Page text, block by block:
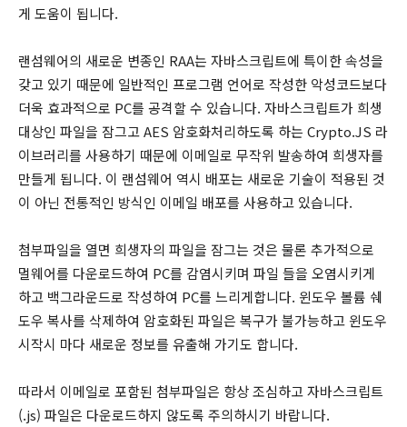
게 도움이 됩니다.
랜섬웨어의 새로운 변종인 RAA는 자바스크립트에 특이한 속성을
갖고 있기 때문에 일반적인 프로그램 언어로 작성한 악성코드보다
더욱 효과적으로 PC를 공격할 수 있습니다. 자바스크립트가 희생
대상인 파일을 잠그고 AES 암호화처리하도록 하는 Crypto.JS 라
이브러리를 사용하기 때문에 이메일로 무작위 발송하여 희생자를
만들게 됩니다. 이 랜섬웨어 역시 배포는 새로운 기술이 적용된 것
이 아닌 전통적인 방식인 이메일 배포를 사용하고 있습니다.
첨부파일을 열면 희생자의 파일을 잠그는 것은 물론 추가적으로
멀웨어를 다운로드하여 PC를 감염시키며 파일 들을 오염시키게
하고 백그라운드로 작성하여 PC를 느리게합니다. 윈도우 볼륨 쉐
도우 복사를 삭제하여 암호화된 파일은 복구가 불가능하고 윈도우
시작시 마다 새로운 정보를 유출해 가기도 합니다.
따라서 이메일로 포함된 첨부파일은 항상 조심하고 자바스크립트
(.js) 파일은 다운로드하지 않도록 주의하시기 바랍니다.